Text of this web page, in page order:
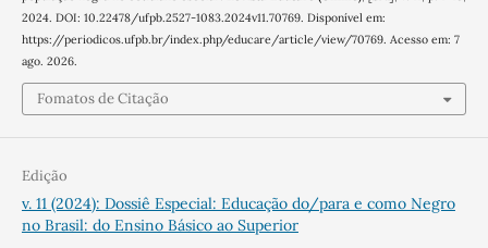
2024. DOI: 10.22478/ufpb.2527-1083.2024v11.70769. Disponível em:
https://periodicos.ufpb.br/index.php/educare/article/view/70769. Acesso em: 7
ago. 2026.
Fomatos de Citação
Edição
v. 11 (2024): Dossiê Especial: Educação do/para e como Negro
no Brasil: do Ensino Básico ao Superior